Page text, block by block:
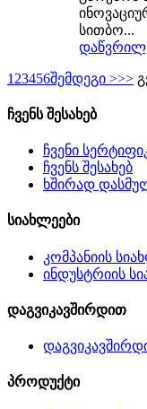
სითბო...
1 23456შემდეგი >>>
ჩვენს შესახებ
ჩვენი
ჩვენს შესახებ
ხშირად
სიახლეები
კომპანიის
ინდუსტრიის
დაგვიკავშირდით
პროდუქტი